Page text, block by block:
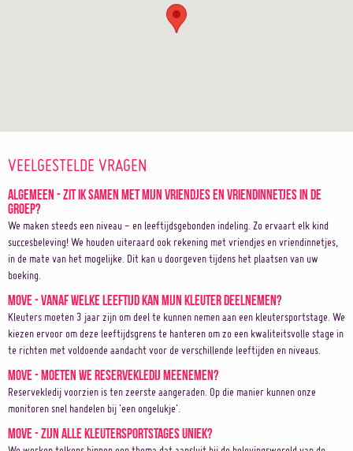
VEELGESTELDE VRAGEN
Algemeen - Zit ik samen met mijn vriendjes en vriendinnetjes in de
groep?
We maken steeds een niveau - en leeftijdsgebonden indeling. Zo ervaart elk kind
succesbeleving! We houden uiteraard ook rekening met vriendjes en vriendinnetjes,
in de mate van het mogelijke. Dit kan u doorgeven tijdens het plaatsen van uw
boeking.
Move - Vanaf welke leeftijd kan mijn kleuter deelnemen?
Kleuters moeten 3 jaar zijn om deel te kunnen nemen aan een kleutersportstage. We
kiezen ervoor om deze leeftijdsgrens te hanteren om zo een kwaliteitsvolle stage in
te richten met voldoende aandacht voor de verschillende leeftijden en niveaus.
Move - Moeten we reservekledij meenemen?
Reservekledij voorzien is ten zeerste aangeraden. Op die manier kunnen onze
monitoren snel handelen bij 'een ongelukje'.
Move - Zijn alle kleutersportstages uniek?